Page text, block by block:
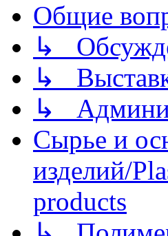
Общие
↳
↳
↳
Сырье и
изделий/
products